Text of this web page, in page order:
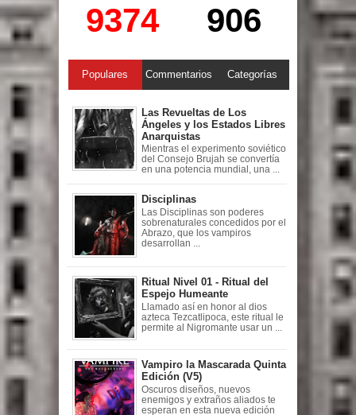
9374 906
Populares Commentarios Categorías
Las Revueltas de Los
Ángeles y los Estados Libres
Anarquistas
Mientras el experimento soviético
del Consejo Brujah se convertía
en una potencia mundial, una ...
Disciplinas
Las Disciplinas son poderes
sobrenaturales concedidos por el
Abrazo, que los vampiros
desarrollan ...
Ritual Nivel 01 - Ritual del
Espejo Humeante
Llamado así en honor al dios
azteca Tezcatlipoca, este ritual le
permite al Nigromante usar un ...
Vampiro la Mascarada Quinta
Edición (V5)
Oscuros diseños, nuevos
enemigos y extraños aliados te
esperan en esta nueva edición